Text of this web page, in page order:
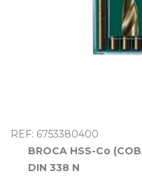
REF: 6753380400
BROCA HSS-Co
DIN 338 N